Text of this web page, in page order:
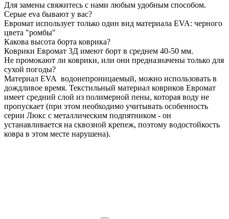
Для замены свяжитесь с нами любым удобным способом.
Серые eva бывают у вас?
Евромат использует только один вид материала EVA: черного
цвета "ромбы"
Какова высота борта коврика?
Коврики Евромат 3Д имеют борт в среднем 40-50 мм.
Не промокают ли коврики, или они предназначены только для
сухой погоды?
Материал EVA водонепроницаемый, можно использовать в
дождливое время. Текстильный материал ковриков Евромат
имеет средний слой из полимерной пены, которая воду не
пропускает (при этом необходимо учитывать особенность
серии Люкс с металлическим подпятником - он
устанавливается на сквозной крепеж, поэтому водостойкость
ковра в этом месте нарушена).